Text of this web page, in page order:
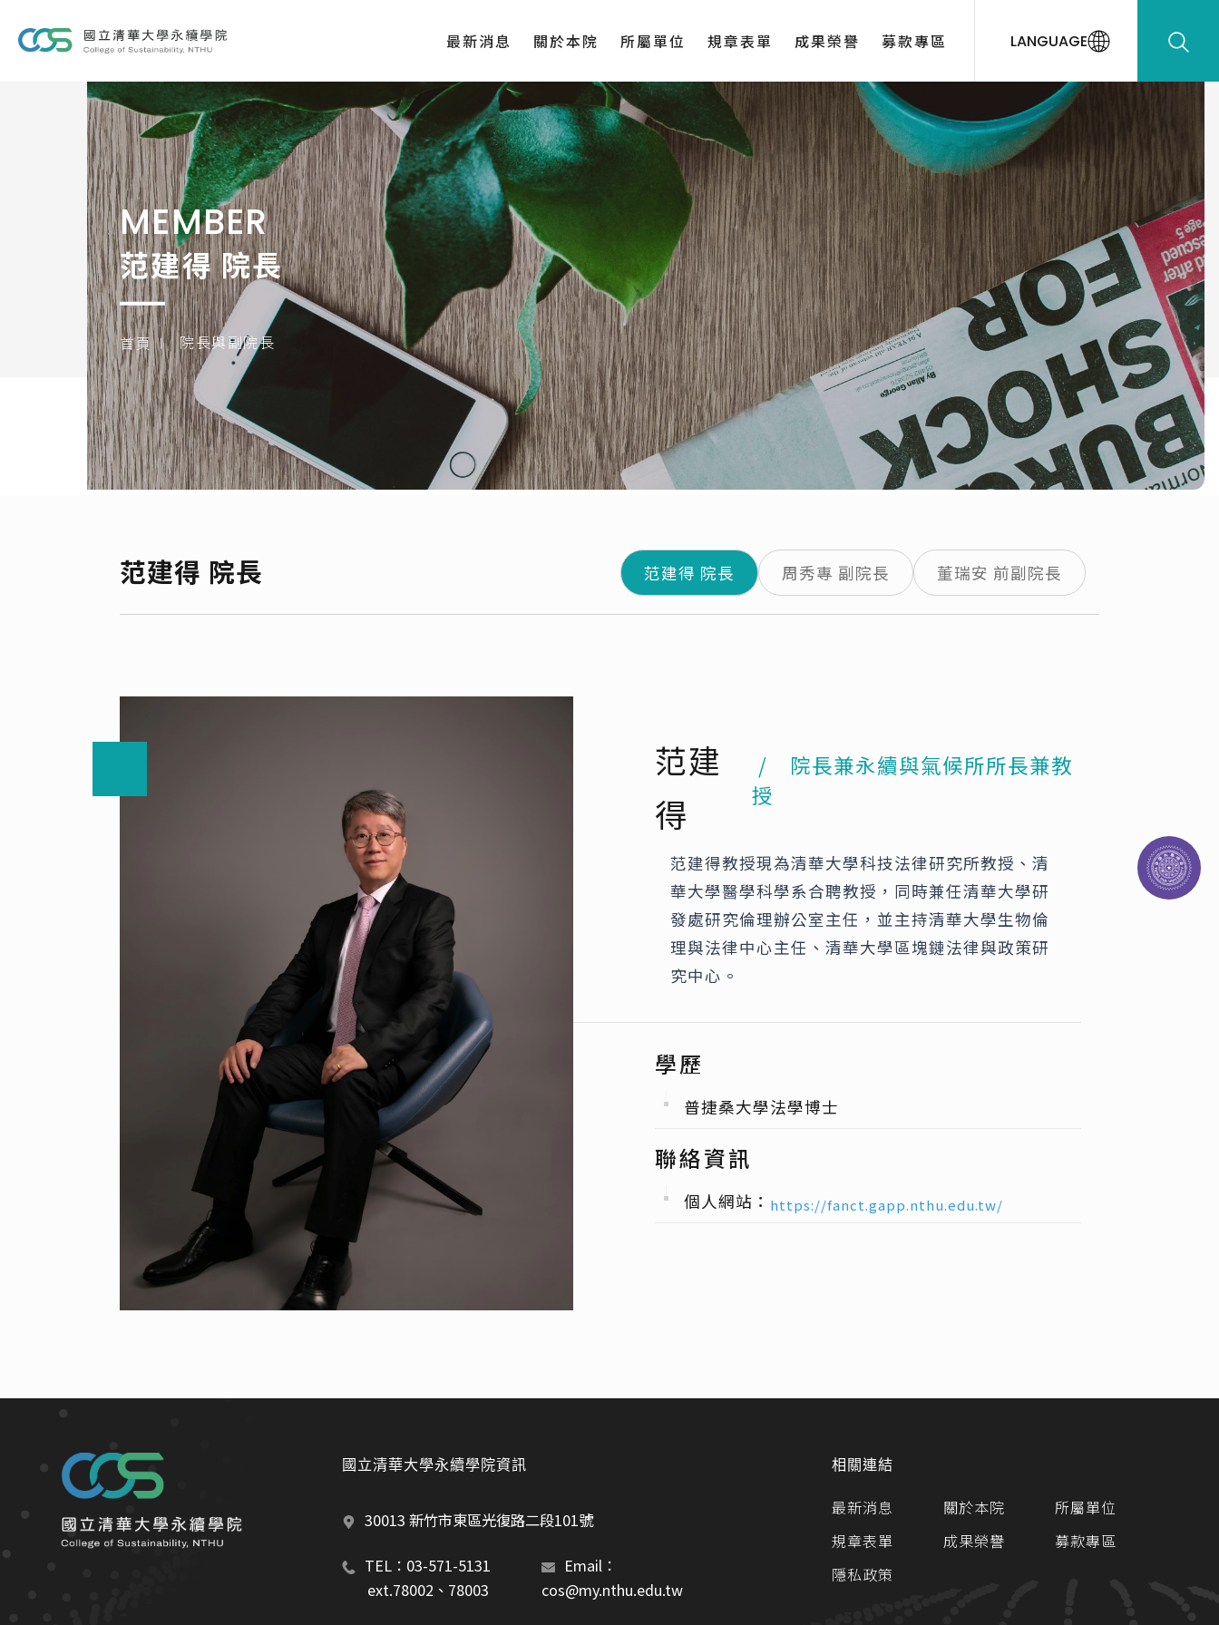
最新消息 關於本院
學院簡介
學院成員
學院大事記
聯絡我們
所屬單位
學院系所
各級中心
規章表單
辦法規章
表單下載
成果榮譽
活動花絮
傑出榮譽
傑出校友
捐款感謝
募款專區 LANGUAGE
MEMBER
范建得 院長
首頁 院長與副院長
范建得 院長 范建得 院長 周秀專 副院長 董瑞安 前副院長
范建
得
/ 院長兼永續與氣候所所長兼教
授
范建得教授現為清華大學科技法律研究所教授、清
華大學醫學科學系合聘教授，同時兼任清華大學研
發處研究倫理辦公室主任，並主持清華大學生物倫
理與法律中心主任、清華大學區塊鏈法律與政策研
究中心。
學歷
普捷桑大學法學博士
聯絡資訊
個人網站： https://fanct.gapp.nthu.edu.tw/
國立清華大學永續學院資訊
30013 新竹市東區光復路二段101號
TEL：03-571-5131
ext.78002、78003
Email：
cos@my.nthu.edu.tw
相關連結
最新消息 關於本院
所屬單位
規章表單
成果榮譽
募款專區
隱私政策